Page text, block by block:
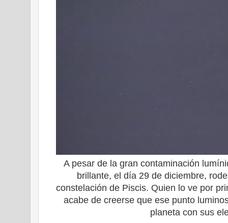
A pesar de la gran contaminación
brillante, el día 29 de diciembre,
constelación de Piscis. Quien lo ve por
acabe de creerse que ese punto
planeta con sus